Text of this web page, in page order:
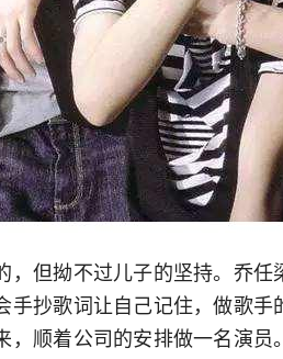
但拗不过儿子的坚持。乔任
手抄歌词让自己记住，做歌手
顺着公司的安排做一名演员